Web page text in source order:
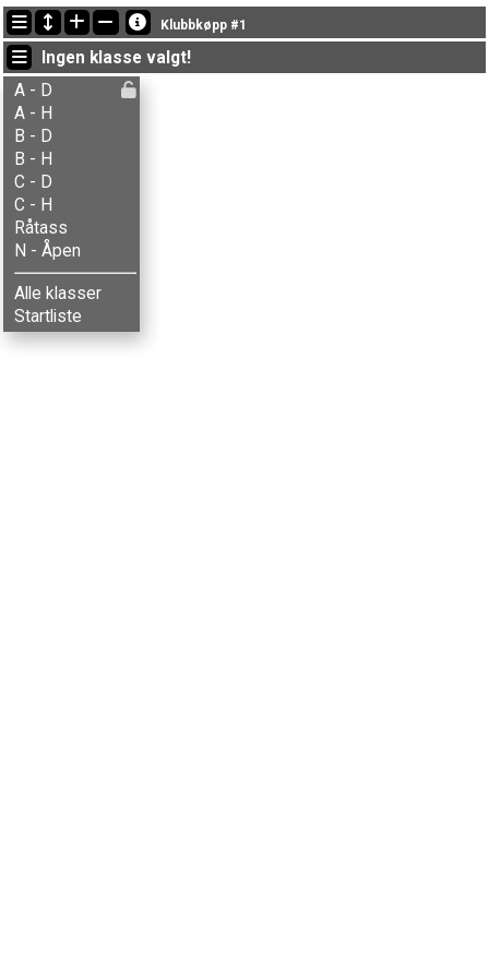
Siste oppdateringer
20:14:11: Mathilde Skaaden (B - Damer) kom i mål med tiden 1:40:07 (4)
20:13:16: Berger M. Skjærbakken (
20:12:55: Simen Storsveen (A - Herrer) kom i mål med tiden 1:52:17 (5)
Klubbkøpp #1
Ingen klasse valgt!
A - D
A - H
B - D
B - H
C - D
C - H
Råtass
N - Åpen
Alle klasser
Startliste